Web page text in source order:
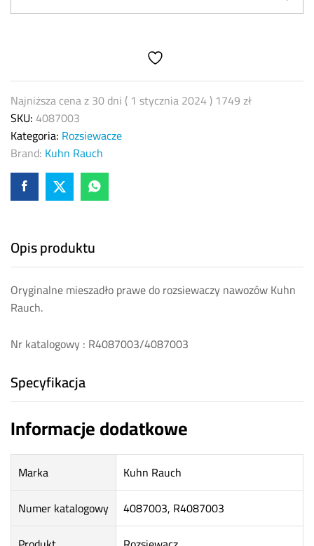
Kuhn
quantity
Najniższa cena z 30 dni ( 1 stycznia 2024) 1749zł
SKU:4087003
Kategoria: Rozsiewacze
Brand: Kuhn Rauch
Opis produktu
Oryginalne mieszadło prawe do rozsiewaczy nawozów Kuhn
Rauch.
Nr katalogowy : R4087003/4087003
Specyfikacja
Informacje dodatkowe
Marka
Kuhn Rauch
Numer katalogowy
4087003, R4087003